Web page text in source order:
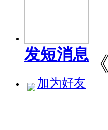
发短消息
加为好友